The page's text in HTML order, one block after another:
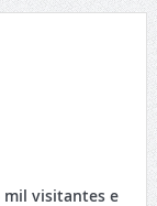
mil visitantes e